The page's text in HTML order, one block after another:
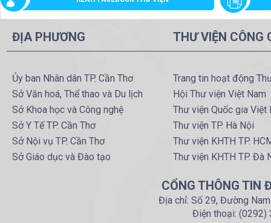
ĐỊA PHƯƠNG
Ủy ban Nhân dân TP. Cần Thơ
Sở Văn hoá, Thể thao và Du lịch
Sở Khoa học và Công nghệ
Sở Y Tế TP. Cần Thơ
Sở Nội vụ TP. Cần Thơ
Sở Giáo dục và Đào tạo
THƯ VIỆN CÔNG
Trang tin hoạt động
Hội Thư viện Việt Nam
Thư viện Quốc gia Việt
Thư viện TP. Hà Nội
Thư viện KHTH TP.
Thư viện KHTH TP. Đà
CỔNG THÔNG TIN
Địa chỉ: Số 29, Đường
Điện thoại: (0292)